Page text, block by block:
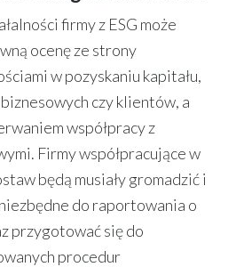
firmy z ESG może
ocenę ze strony
w pozyskaniu kapitału,
czy klientów, a
współpracy z
Firmy współpracujące w
będą musiały gromadzić i
do raportowania o
przygotować się do
procedur